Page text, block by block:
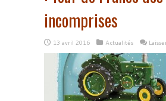
incomprises
13 avril 2016 Actualités